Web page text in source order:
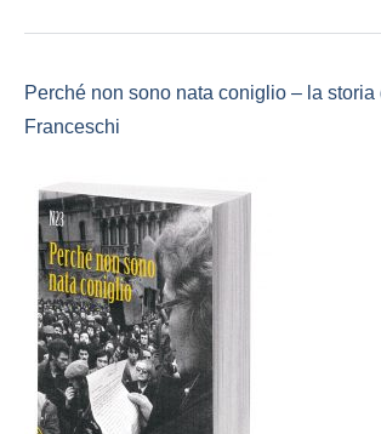
Perché non sono nata coniglio – la storia
Franceschi